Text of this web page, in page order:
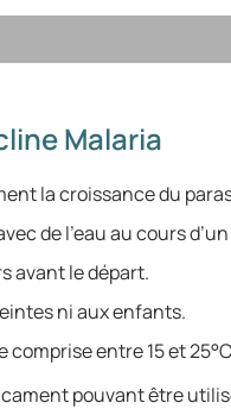
Malaria
la croissance du
de l’eau au cours
avant le départ.
ni aux enfants.
entre 15 et
pouvant être